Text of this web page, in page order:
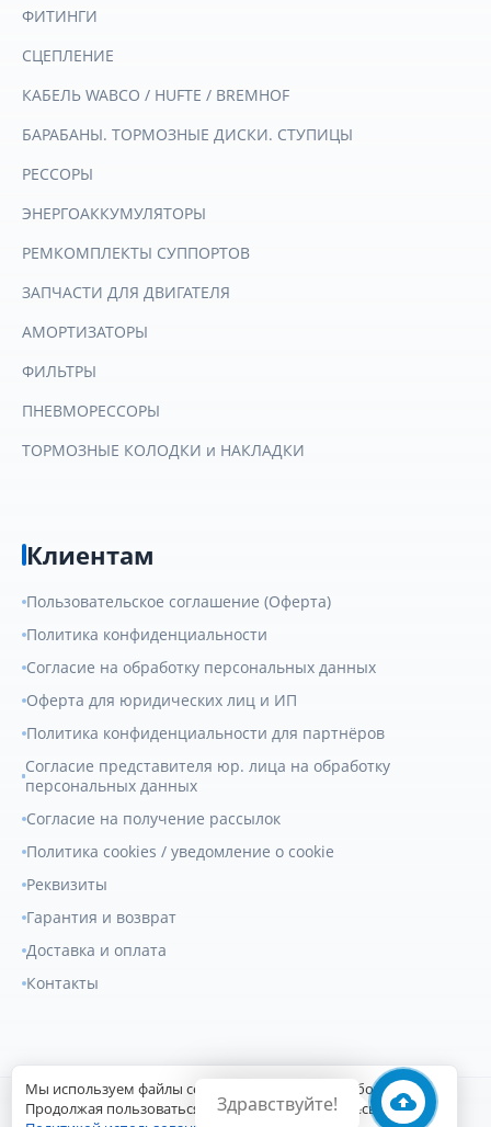
Здравствуйте!
ФИТИНГИ
СЦЕПЛЕНИЕ
КАБЕЛЬ WABCO / HUFTE / BREMHOF
БАРАБАНЫ. ТОРМОЗНЫЕ ДИСКИ. СТУПИЦЫ
РЕССОРЫ
ЭНЕРГОАККУМУЛЯТОРЫ
РЕМКОМПЛЕКТЫ СУППОРТОВ
ЗАПЧАСТИ ДЛЯ ДВИГАТЕЛЯ
АМОРТИЗАТОРЫ
ФИЛЬТРЫ
ПНЕВМОРЕССОРЫ
ТОРМОЗНЫЕ КОЛОДКИ и НАКЛАДКИ
Клиентам
Пользовательское соглашение (Оферта)
Политика конфиденциальности
Согласие на обработку персональных данных
Оферта для юридических лиц и ИП
Политика конфиденциальности для партнёров
Согласие представителя юр. лица на обработку
персональных данных
Согласие на получение рассылок
Политика cookies / уведомление о cookie
Реквизиты
Гарантия и возврат
Доставка и оплата
Контакты
© 2007-2026Геркулес Трак. Все права защищены.
Мы используем файлы cookie для улучшения работы сайта.
Продолжая пользоваться сайтом, вы соглашаетесь с